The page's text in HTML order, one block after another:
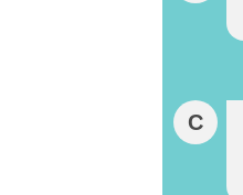
C